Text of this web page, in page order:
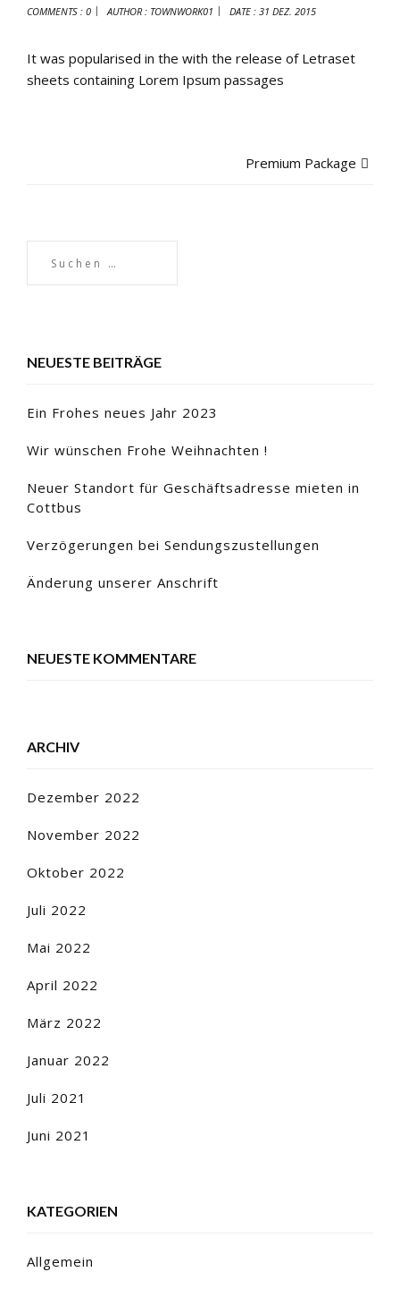
COMMENTS : 0 AUTHOR : TOWNWORK01 DATE : 31 DEZ. 2015
It was popularised in the with the release of Letraset
sheets containing Lorem Ipsum passages
Premium Package
NEUESTE BEITRÄGE
Ein Frohes neues Jahr 2023
Wir wünschen Frohe Weihnachten !
Neuer Standort für Geschäftsadresse mieten in
Cottbus
Verzögerungen bei Sendungszustellungen
Änderung unserer Anschrift
NEUESTE KOMMENTARE
ARCHIV
Dezember 2022
November 2022
Oktober 2022
Juli 2022
Mai 2022
April 2022
März 2022
Januar 2022
Juli 2021
Juni 2021
KATEGORIEN
Allgemein